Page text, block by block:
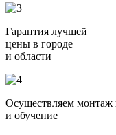
Гарантия лучшей
цены в городе
и области
Осуществляем монтаж
и обучение